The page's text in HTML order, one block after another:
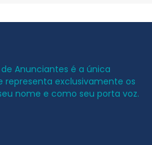
Anunciantes é a única
representa exclusivamente os
nome e como seu porta voz.